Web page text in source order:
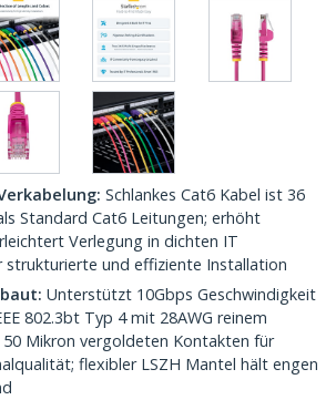
Schlankes Cat6 Kabel ist 36
Standard Cat6 Leitungen; erhöht
Verlegung in dichten IT
strukturierte und effiziente Installation
Unterstützt 10Gbps Geschwindigkeit
802.3bt Typ 4 mit 28AWG reinem
Mikron vergoldeten Kontakten für
flexibler LSZH Mantel hält engen